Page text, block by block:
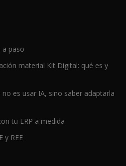
a paso
material Kit Digital: qué es y
no es usar IA, sino saber adaptarla
tu ERP a medida
y REE